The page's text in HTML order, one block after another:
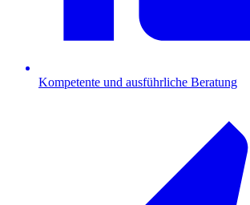
Kompetente und ausführliche Beratung